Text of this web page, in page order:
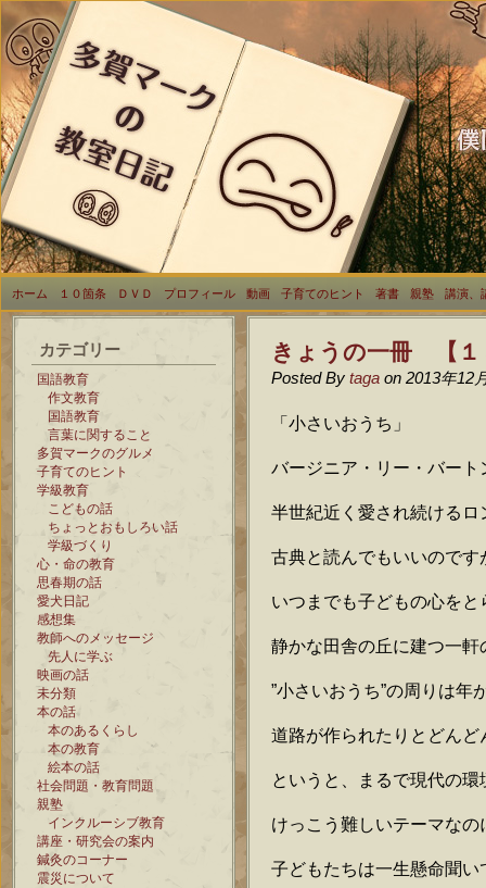
ホーム １０箇条 ＤＶＤ プロフィール 動画 子育てのヒント 著書 親塾 講演、
カテゴリー
国語教育
作文教育
国語教育
言葉に関すること
多賀マークのグルメ
子育てのヒント
学級教育
こどもの話
ちょっとおもしろい話
学級づくり
心・命の教育
思春期の話
愛犬日記
感想集
教師へのメッセージ
先人に学ぶ
映画の話
未分類
本の話
本のあるくらし
本の教育
絵本の話
社会問題・教育問題
親塾
インクルーシブ教育
講座・研究会の案内
鍼灸のコーナー
震災について
きょうの一冊 【
Posted By taga on 2013年12
「小さいおうち」
バージニア・リー・バート
半世紀近く愛され続ける
古典と読んでもいいのです
いつまでも子どもの心を
静かな田舎の丘に建つ一
”小さいおうち”の周りは年
道路が作られたりとどん
というと、まるで現代の
けっこう難しいテーマなの
子どもたちは一生懸命聞い